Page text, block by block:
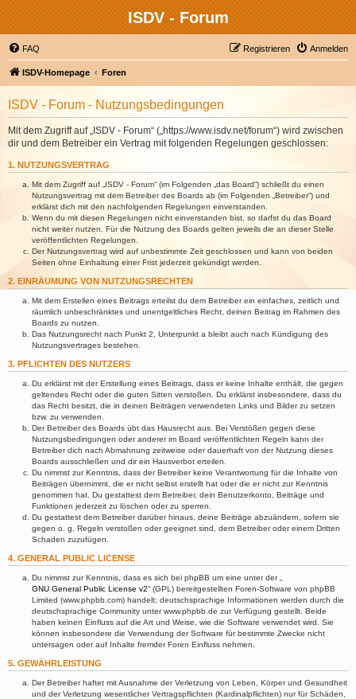
ISDV - Forum
FAQ Anmelden
Registrieren
ISDV-Homepage Foren
ISDV - Forum - Nutzungsbedingungen
Mit dem Zugriff auf „ISDV - Forum“ („https://www.isdv.net/forum“) wird zwischen
dir und dem Betreiber ein Vertrag mit folgenden Regelungen geschlossen:
1. NUTZUNGSVERTRAG
Mit dem Zugriff auf „ISDV - Forum“ (im Folgenden „das Board“) schließt du einen
Nutzungsvertrag mit dem Betreiber des Boards ab (im Folgenden „Betreiber“) und
erklärst dich mit den nachfolgenden Regelungen einverstanden.
Wenn du mit diesen Regelungen nicht einverstanden bist, so darfst du das Board
nicht weiter nutzen. Für die Nutzung des Boards gelten jeweils die an dieser Stelle
veröffentlichten Regelungen.
Der Nutzungsvertrag wird auf unbestimmte Zeit geschlossen und kann von beiden
Seiten ohne Einhaltung einer Frist jederzeit gekündigt werden.
2. EINRÄUMUNG VON NUTZUNGSRECHTEN
Mit dem Erstellen eines Beitrags erteilst du dem Betreiber ein einfaches, zeitlich und
räumlich unbeschränktes und unentgeltliches Recht, deinen Beitrag im Rahmen des
Boards zu nutzen.
Das Nutzungsrecht nach Punkt 2, Unterpunkt a bleibt auch nach Kündigung des
Nutzungsvertrages bestehen.
3. PFLICHTEN DES NUTZERS
Du erklärst mit der Erstellung eines Beitrags, dass er keine Inhalte enthält, die gegen
geltendes Recht oder die guten Sitten verstoßen. Du erklärst insbesondere, dass du
das Recht besitzt, die in deinen Beiträgen verwendeten Links und Bilder zu setzen
bzw. zu verwenden.
Der Betreiber des Boards übt das Hausrecht aus. Bei Verstößen gegen diese
Nutzungsbedingungen oder anderer im Board veröffentlichten Regeln kann der
Betreiber dich nach Abmahnung zeitweise oder dauerhaft von der Nutzung dieses
Boards ausschließen und dir ein Hausverbot erteilen.
Du nimmst zur Kenntnis, dass der Betreiber keine Verantwortung für die Inhalte von
Beiträgen übernimmt, die er nicht selbst erstellt hat oder die er nicht zur Kenntnis
genommen hat. Du gestattest dem Betreiber, dein Benutzerkonto, Beiträge und
Funktionen jederzeit zu löschen oder zu sperren.
Du gestattest dem Betreiber darüber hinaus, deine Beiträge abzuändern, sofern sie
gegen o. g. Regeln verstoßen oder geeignet sind, dem Betreiber oder einem Dritten
Schaden zuzufügen.
4. GENERAL PUBLIC LICENSE
Du nimmst zur Kenntnis, dass es sich bei phpBB um eine unter der „
GNU General Public License v2“ (GPL) bereitgestellten Foren-Software von phpBB
Limited (www.phpbb.com) handelt; deutschsprachige Informationen werden durch die
deutschsprachige Community unter www.phpbb.de zur Verfügung gestellt. Beide
haben keinen Einfluss auf die Art und Weise, wie die Software verwendet wird. Sie
können insbesondere die Verwendung der Software für bestimmte Zwecke nicht
untersagen oder auf Inhalte fremder Foren Einfluss nehmen.
5. GEWÄHRLEISTUNG
Der Betreiber haftet mit Ausnahme der Verletzung von Leben, Körper und Gesundheit
und der Verletzung wesentlicher Vertragspflichten (Kardinalpflichten) nur für Schäden,